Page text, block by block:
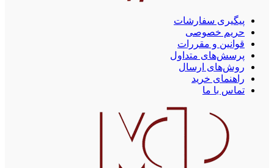
پیگیری سفارشات
حریم خصوصی
قوانین و مقررات
پرسش‌های متداول
روش‌های ارسال
راهنمای خرید
تماس با ما